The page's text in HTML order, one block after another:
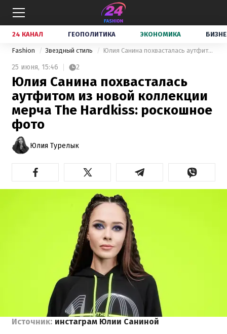
24 КАНАЛ ГЕОПОЛИТИКА ЭКОНОМИКА
Fashion Звездный стиль Юлия Санина похвасталась аутфитом из новой коллекции мерча The Hardkiss: роскошное фото
25 июня, 15:46 2
Юлия Санина похвасталась
аутфитом из новой коллекции
мерча The Hardkiss: роскошное
фото
Юлия Турелык
Источник: инстаграм Юлии Саниной